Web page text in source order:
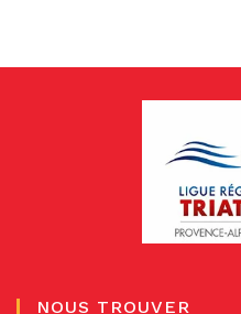
NOUS TROUVER